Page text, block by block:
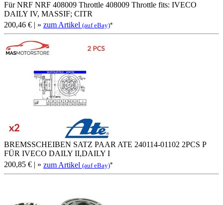
Für NRF NRF 408009 Throttle 408009 Throttle fits: IVECO
DAILY IV, MASSIF; CITR
200,46 € | » zum Artikel (auf eBay)*
BREMSSCHEIBEN SATZ PAAR ATE 240114-01102 2PCS P
FÜR IVECO DAILY II,DAILY I
200,85 € | » zum Artikel (auf eBay)*